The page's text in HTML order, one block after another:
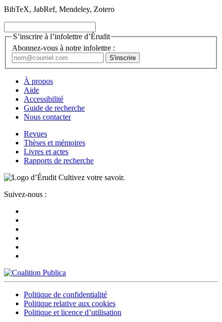
BibTeX, JabRef, Mendeley, Zotero
S’inscrire à l’infolettre d’Érudit
Abonnez-vous à notre infolettre :
À propos
Aide
Accessibilité
Guide de recherche
Nous contacter
Revues
Thèses et mémoires
Livres et actes
Rapports de recherche
Cultivez votre savoir.
Suivez-nous :
Politique de confidentialité
Politique relative aux cookies
Politique et licence d’utilisation